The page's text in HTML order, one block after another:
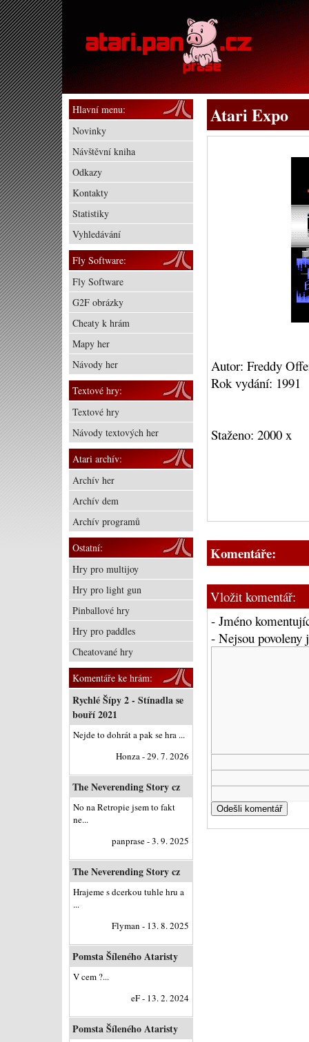
Atari Expo
Autor: Freddy
Rok vydání: 1991
Staženo: 2000 x
Komentáře:
Vložit komentář:
- Jméno
- Nejsou
Hlavní menu:
Novinky
Návštěvní kniha
Odkazy
Kontakty
Statistiky
Vyhledávání
Fly Software:
Fly Software
G2F obrázky
Cheaty k hrám
Mapy her
Návody her
Textové hry:
Textové hry
Návody textových her
Atari archív:
Archív her
Archív dem
Archív programů
Ostatní:
Hry pro multijoy
Hry pro light gun
Pinballové hry
Hry pro paddles
Cheatované hry
Komentáře ke hrám:
Rychlé Šípy 2 - Stínadla se
bouří 2021
Nejde to dohrát a pak se hra ...
Honza - 29. 7. 2026
The Neverending Story cz
No na Retropie jsem to fakt
ne...
panprase - 3. 9. 2025
The Neverending Story cz
Hrajeme s dcerkou tuhle hru a
...
Flyman - 13. 8. 2025
Pomsta Šíleného Ataristy
V cem ?...
eF - 13. 2. 2024
Pomsta Šíleného Ataristy